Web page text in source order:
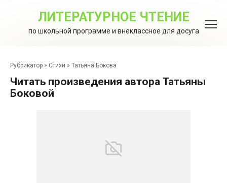
ЛИТЕРАТУРНОЕ ЧТЕНИЕ
по школьной программе и внеклассное для досуга
Рубрикатор » Стихи » Татьяна Бокова
Читать произведения автора Татьяны
Боковой